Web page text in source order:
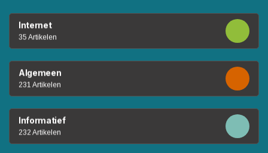
Internet
35 Artikelen
Algemeen
231 Artikelen
Informatief
232 Artikelen